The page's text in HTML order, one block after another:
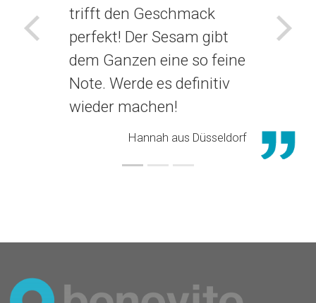
trifft den Geschmack
perfekt! Der Sesam gibt
dem Ganzen eine so feine
Note. Werde es definitiv
wieder machen!
Hannah aus Düsseldorf
Voriges